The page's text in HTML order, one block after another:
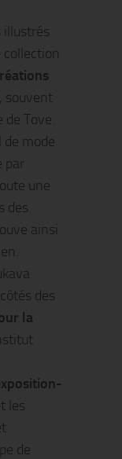
illustrés
, souvent
de Tove.
de mode
par
une
des
ainsi
des
la
les
de